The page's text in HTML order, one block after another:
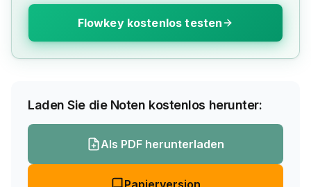
Flowkey kostenlos testen
Laden Sie die Noten kostenlos herunter:
Als PDF herunterladen
Papierversion